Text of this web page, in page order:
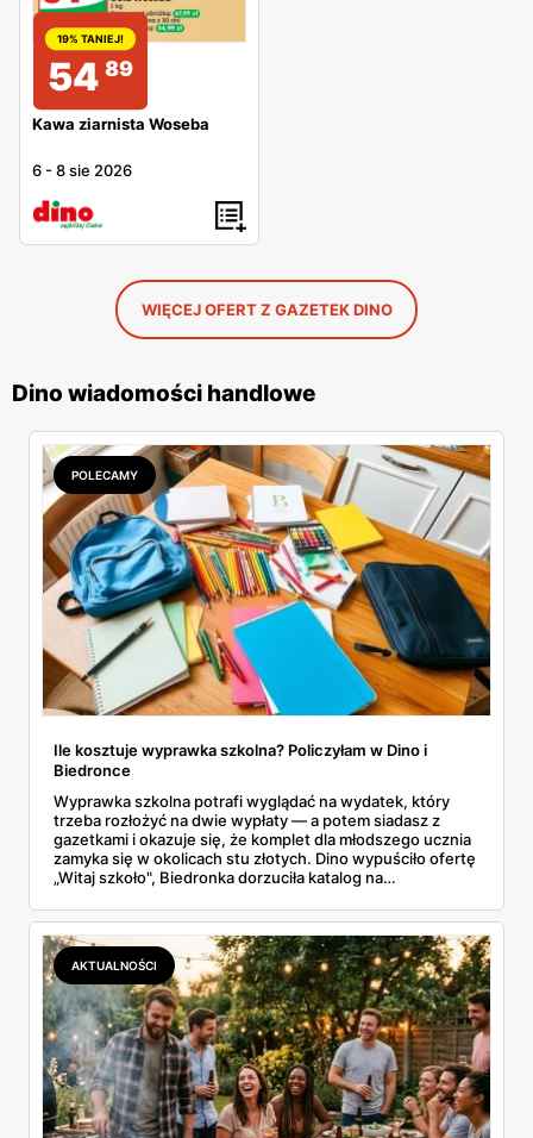
19% TANIEJ!
54 89
Kawa ziarnista Woseba
6 -8 sie 2026
WIĘCEJ OFERT Z GAZETEK DINO
Dino wiadomości handlowe
POLECAMY
Ile kosztuje wyprawka szkolna? Policzyłam w Dino i
Biedronce
Wyprawka szkolna potrafi wyglądać na wydatek, który
trzeba rozłożyć na dwie wypłaty — a potem siadasz z
gazetkami i okazuje się, że komplet dla młodszego ucznia
zamyka się w okolicach stu złotych. Dino wypuściło ofertę
„Witaj szkoło", Biedronka dorzuciła katalog na
Przejrzałam obie i policzyłam pozycja po pozycji: zeszyty,
piórniki, plecaki, farby, kleje. Poniżej cała lista przyborów
szkolnych z cenami i terminami.
AKTUALNOŚCI